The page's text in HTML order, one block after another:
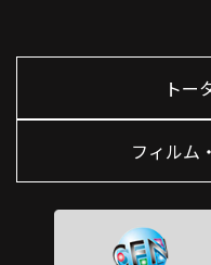
トー
フィルム